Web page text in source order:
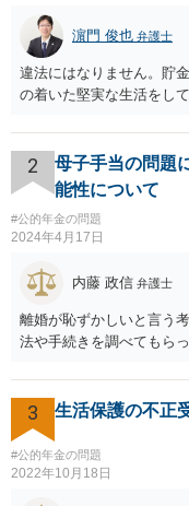
濵門 俊也 弁護士
違法にはなりません。貯
の着いた堅実な生活をし
2
母子手当の問題
能性について
#公的年金の問題
2024年4月17日
内藤 政信 弁護士
離婚が恥ずかしいと言う
法や手続きを調べてもら
3 生活保護の不正
#公的年金の問題
2022年10月18日